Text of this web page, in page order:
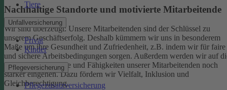
Tiere
Unfallversicherung
Privat
Kinder
Pflegeversicherung
Pflegezusatzversicherung
Nachhaltige Standorte und motivierte Mitarbeitende
Wir sind überzeugt: Unsere Mitarbeitenden sind der Schlüssel zu
unserem Geschäftserfolg. Deshalb kümmern wir uns in besonderem
Maße um ihre Gesundheit und Zufriedenheit, z.B. indem wir für faire
und sichere Arbeitsbedingungen sorgen. Außerdem werden wir auf
individuellen Talente und Fähigkeiten unserer Mitarbeitenden noch
stärker eingehen. Dazu fördern wir Vielfalt, Inklusion und
Gleichberechtigung.